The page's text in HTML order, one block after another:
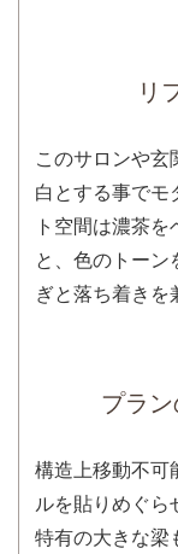
リ
このサロンや
白とする事でモ
ト空間は濃茶
と、色のトー
ぎと落ち着きを
プラ
構造上移動不可
ルを貼りめぐら
特有の大きな梁